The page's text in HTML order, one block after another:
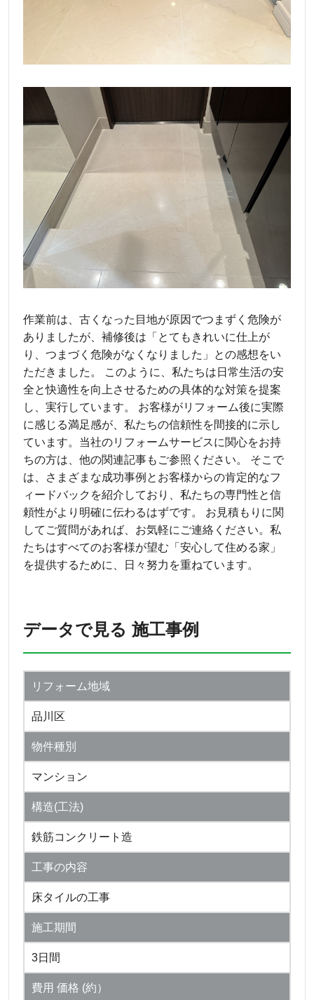
作業前は、古くなった目地が原因でつまずく危険が
ありましたが、補修後は「とてもきれいに仕上が
り、つまづく危険がなくなりました」との感想をい
ただきました。 このように、私たちは日常生活の安
全と快適性を向上させるための具体的な対策を提案
し、実行しています。 お客様がリフォーム後に実際
に感じる満足感が、私たちの信頼性を間接的に示し
ています。当社のリフォームサービスに関心をお持
ちの方は、他の関連記事もご参照ください。 そこで
は、さまざまな成功事例とお客様からの肯定的なフ
ィードバックを紹介しており、私たちの専門性と信
頼性がより明確に伝わるはずです。 お見積もりに関
してご質問があれば、お気軽にご連絡ください。私
たちはすべてのお客様が望む「安心して住める家」
を提供するために、日々努力を重ねています。
データで見る 施工事例
リフォーム地域
品川区
物件種別
マンション
構造(工法)
鉄筋コンクリート造
工事の内容
床タイルの工事
施工期間
3日間
費用 価格 (約）